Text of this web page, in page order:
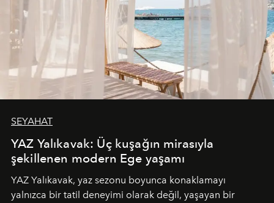
SEYAHAT
YAZ Yalıkavak: Üç kuşağın mirasıyla
şekillenen modern Ege yaşamı
YAZ Yalıkavak, yaz sezonu boyunca konaklamayı
yalnızca bir tatil deneyimi olarak değil, yaşayan bir